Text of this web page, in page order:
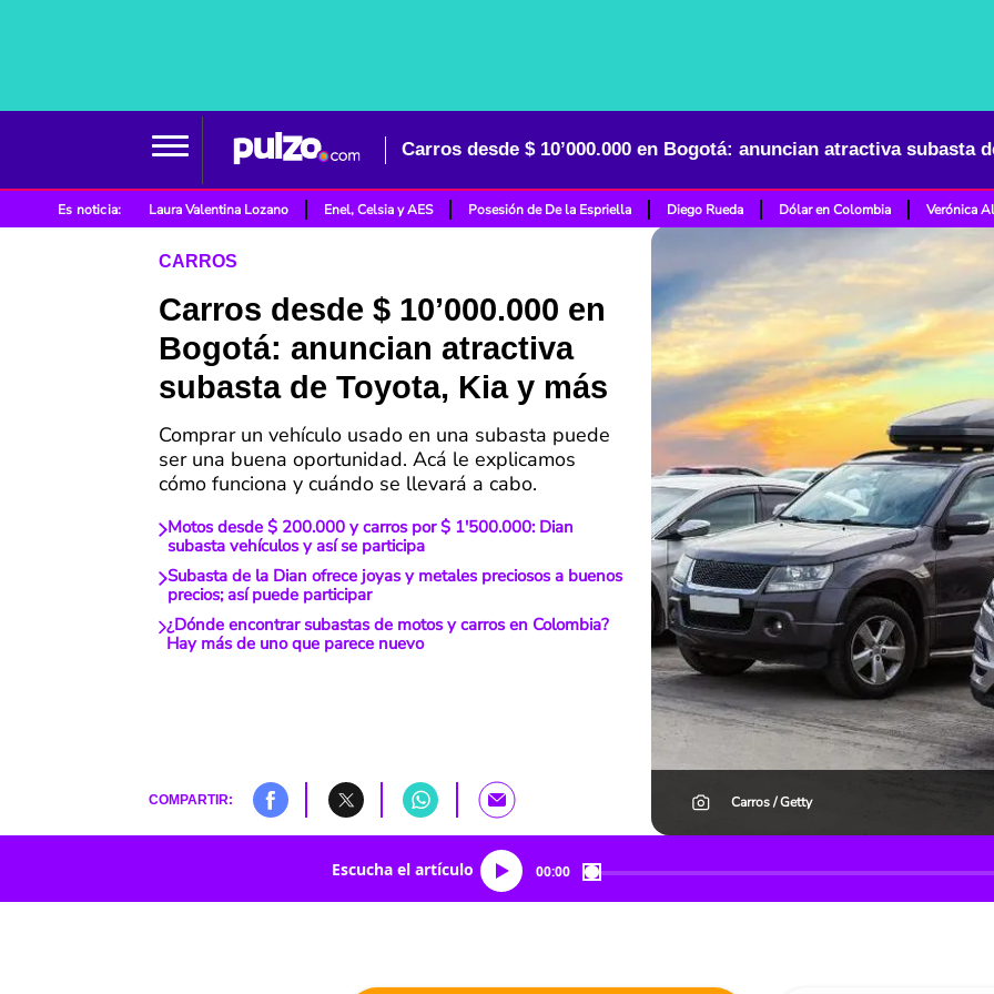
Carros desde $ 10’000.000 en Bogotá: anuncian atractiva subasta
Es noticia: Laura Valentina Lozano Enel, Celsia y AES Posesión de De la Espriella Diego Rueda Dólar en Colombia Verónica
CARROS
Carros desde $ 10’000.000 en
Bogotá: anuncian atractiva
subasta de Toyota, Kia y más
Comprar un vehículo usado en una subasta puede
ser una buena oportunidad. Acá le explicamos
cómo funciona y cuándo se llevará a cabo.
Motos desde $ 200.000 y carros por $ 1'500.000: Dian
subasta vehículos y así se participa
Subasta de la Dian ofrece joyas y metales preciosos a buenos
precios; así puede participar
¿Dónde encontrar subastas de motos y carros en Colombia?
Hay más de uno que parece nuevo
COMPARTIR: Carros / Getty
Escucha el artículo 00:00